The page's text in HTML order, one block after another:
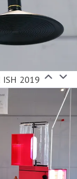
ISH 2019